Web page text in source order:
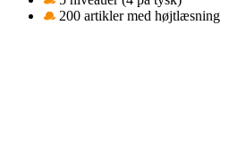
200 artikler med højtlæsning